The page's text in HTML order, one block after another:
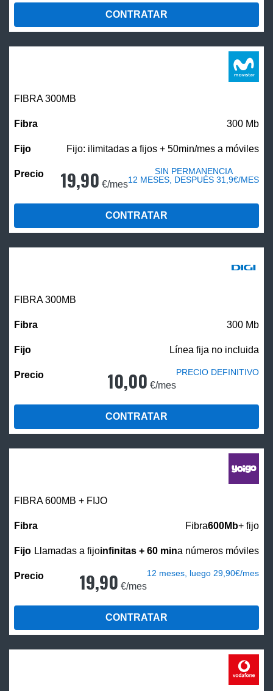
CONTRATAR
FIBRA 300MB
300 Mb
Fijo: ilimitadas a fijos + 50min/mes a móviles
19,90 €/mes
SIN PERMANENCIA
12 MESES, DESPUÉS 31,9€/MES
CONTRATAR
FIBRA 300MB
300 Mb
Línea fija no incluida
10,00 €/mes
PRECIO DEFINITIVO
CONTRATAR
FIBRA 600MB + FIJO
Fibra600Mb+ fijo
Llamadas a fijoinfinitas + 60 mina números móviles
19,90 €/mes
12 meses, luego 29,90€/mes
CONTRATAR